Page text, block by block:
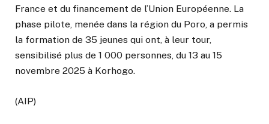
France et du financement de l’Union Européenne. La
phase pilote, menée dans la région du Poro, a permis
la formation de 35 jeunes qui ont, à leur tour,
sensibilisé plus de 1 000 personnes, du 13 au 15
novembre 2025 à Korhogo.
(AIP)